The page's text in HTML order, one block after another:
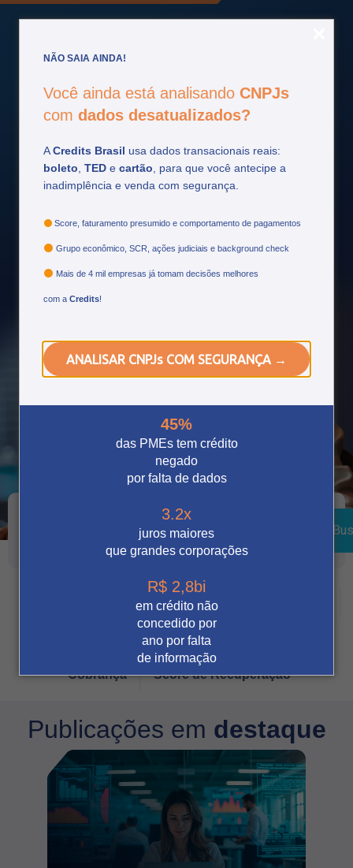
NÃO SAIA AINDA!
Você ainda está analisando CNPJs
com dados desatualizados?
ACredits Brasil usa dados transacionais reais:
boleto TED e cartão , para que você antecipe a
inadimplência e venda com segurança.
Score, faturamento presumido e comportamento de pagamentos
Grupo econômico, SCR, ações judiciais e background check
Mais de 4 mil empresas já tomam decisões melhores
com a Credits!
ANALISAR CNPJs COM SEGURANÇA →
45%
das PMEs tem crédito
negado
por falta de dados
3.2x
juros maiores
que grandes corporações
R$ 2,8bi
em crédito não
concedido por
ano por falta
de informação
Fique pordentro
financeiro e tome decisões mais estratégicas.
Vendas Digitais Prevenção à fraude
Automação
Cobrança Score de Recuperação
Publicações em destaque